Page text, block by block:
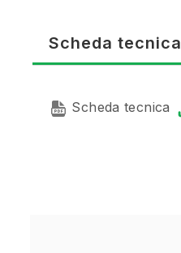
Scheda tecnica
Scheda tecnica